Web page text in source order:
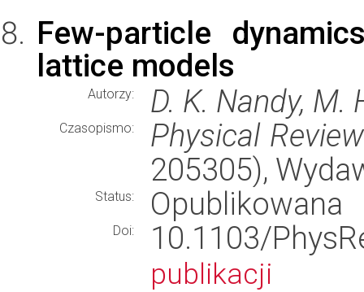
Few-particle
lattice models
Autorzy: D. K. Nandy, M.
Czasopismo:
Physical
205305),
Status: Opublikowana
Doi: 10.1103/
publikacji